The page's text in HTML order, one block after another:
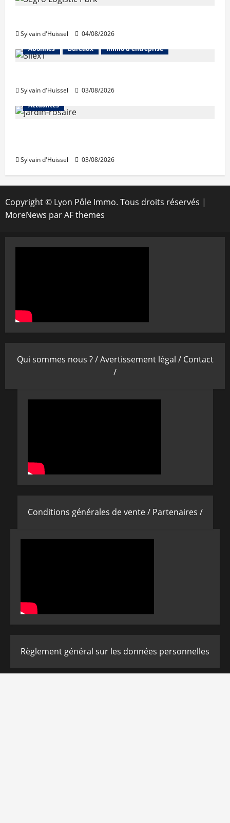
Sylvain d'Huissel
04/08/2026
Abonnés
Bureaux Immo d'entreprise
Sylvain d'Huissel
03/08/2026
Actualités
Sylvain d'Huissel 03/08/2026
Copyright © Lyon Pôle Immo. Tous droits réservés |
MoreNews par AF themes
Qui sommes nous ? /Avertissement légal / Contact
/
Conditions générales de vente / Partenaires /
Règlement général sur les données personnelles